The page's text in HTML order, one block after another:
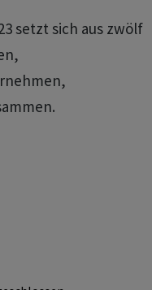
setzt sich aus zwölf